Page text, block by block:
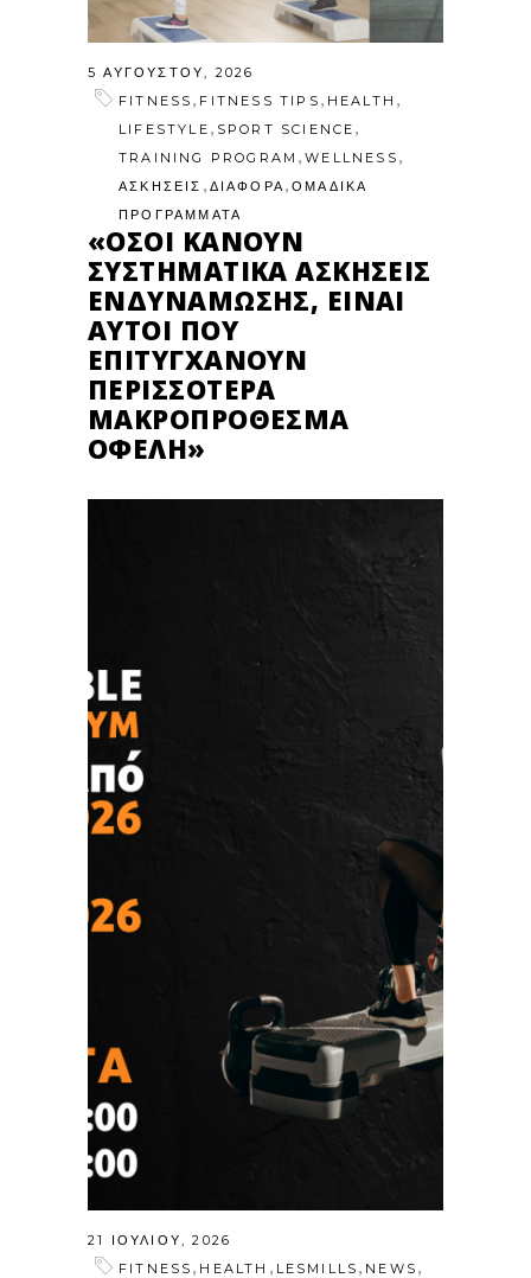
5 ΑΥΓΟΎΣΤΟΥ, 2026
FITNESS , FITNESS TIPS , HEALTH ,
LIFESTYLE , SPORT SCIENCE ,
TRAINING PROGRAM ,WELLNESS ,
ΑΣΚΗΣΕΙΣ , ΔΙΑΦΟΡΑ ,ΟΜΑΔΙΚΑ
ΠΡΟΓΡΑΜΜΑΤΑ
«ΌΣΟΙ ΚΆΝΟΥΝ
ΣΥΣΤΗΜΑΤΙΚΆ ΑΣΚΉΣΕΙΣ
ΕΝΔΥΝΆΜΩΣΗΣ, ΕΊΝΑΙ
ΑΥΤΟΊ ΠΟΥ
ΕΠΙΤΥΓΧΆΝΟΥΝ
ΠΕΡΙΣΣΌΤΕΡΑ
ΜΑΚΡΟΠΡΌΘΕΣΜΑ
ΟΦΈΛΗ»
21 ΙΟΥΛΊΟΥ, 2026
FITNESS , HEALTH , LESMILLS , NEWS ,